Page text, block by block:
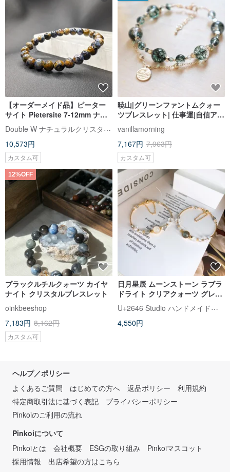
【オーダーメイド品】ピーター
サイト Pietersite 7-12mm ナミ
ビア産 天然石
Double W ナチュラルクリスタルクリエーションパビリオン
10,573円
カスタム可
暁山|グリーンファントムクォー
ツブレスレット| 仕事運|自信アッ
プ|金運向上|良縁引き寄せ
vanillamorning
7,167円 7,963円
カスタム可
12%OFF
ブラックルチルクォーツ カイヤ
ナイト クリスタルブレスレット
oinkbeeshop
7,183円 8,162円
カスタム可
日月星辰 ムーンストーン ラブラ
ドライト クリアクォーツ グレー
ラブラドライト マグネットクラ
スプ 天然石ブレスレット バング
ル
U+2646 Studio ハンドメイド天然石アクセサリー
4,550円
ヘルプ／ポリシー
よくあるご質問
はじめての方へ 返品ポリシー
利用規約
特定商取引法に基づく表記
プライバシーポリシー
Pinkoiのご利用の流れ
Pinkoiについて
Pinkoiとは
会社概要 ESGの取り組み
Pinkoiマスコット
採用情報
出店希望の方はこちら